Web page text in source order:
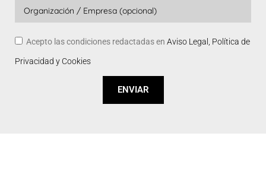
Acepto las condiciones redactadas en Aviso Legal, Política de
Privacidad y Cookies
ENVIAR